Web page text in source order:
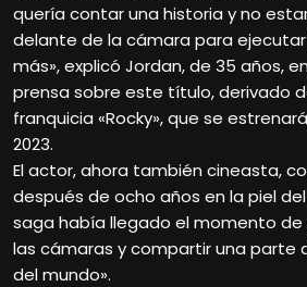
quería contar una historia y no
delante de la cámara para ejecutar
más», explicó Jordan, de 35 años,
prensa sobre este título, derivado
franquicia «Rocky», que se
2023.
El actor, ahora también cineasta,
después de ocho años en la piel
saga había llegado el momento
las cámaras y compartir una parte
del mundo».